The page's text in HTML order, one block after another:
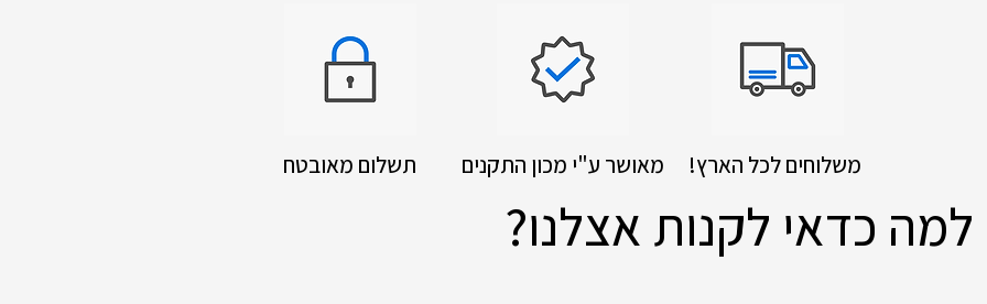
תשלום מאובטח מאושר ע"י מכון התקנים
למה כדאי לקנות אצלנו?